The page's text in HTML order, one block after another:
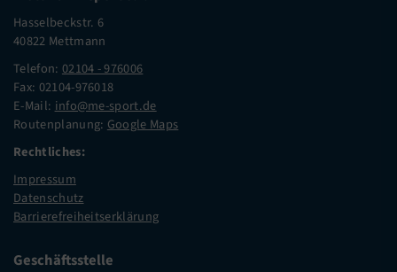
Hasselbeckstr. 6
40822 Mettmann
Telefon: 02104 - 976006
Fax: 02104-976018
E-Mail: info@me-sport.de
Routenplanung: Google Maps
Rechtliches:
Impressum
Datenschutz
Barrierefreiheitserklärung
Geschäftsstelle